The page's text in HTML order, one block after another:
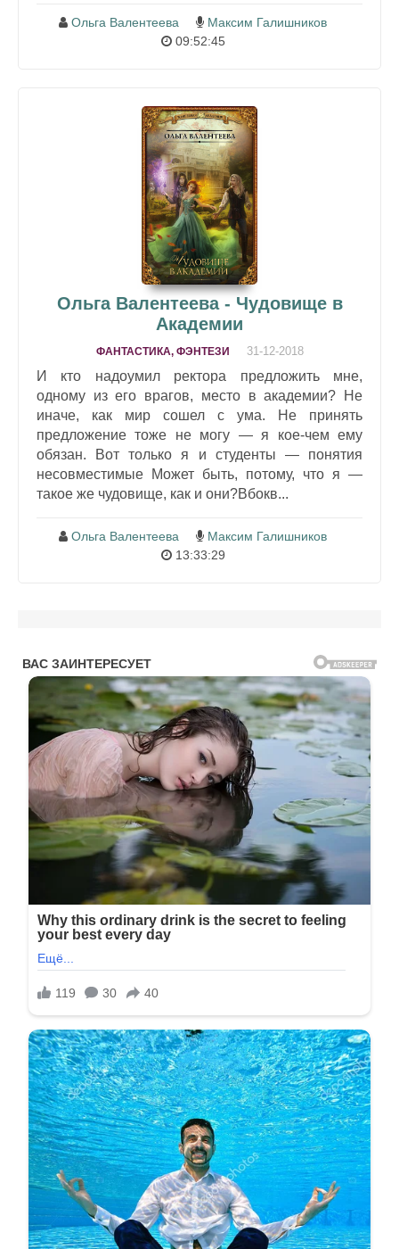
Ольга Валентеева
Максим Галишников
09:52:45
Ольга Валентеева - Чудовище в
Академии
ФАНТАСТИКА, ФЭНТЕЗИ 31-12-2018
И кто надоумил ректора предложить мне,
одному из его врагов, место в академии? Не
иначе, как мир сошел с ума. Не принять
предложение тоже не могу — я кое-чем ему
обязан. Вот только я и студенты — понятия
несовместимые Может быть, потому, что я —
такое же чудовище, как и они?Вбокв...
Ольга Валентеева
Максим Галишников
13:33:29